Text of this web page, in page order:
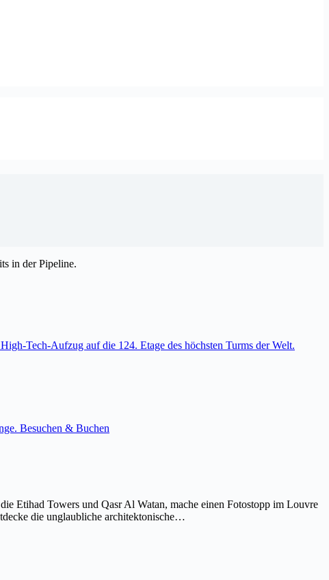
in der Pipeline.
Tech-Aufzug auf die 124. Etage des höchsten Turms der Welt.
Besuchen & Buchen
Etihad Towers und Qasr Al Watan, mache einen Fotostopp im Louvre
die unglaubliche architektonische…